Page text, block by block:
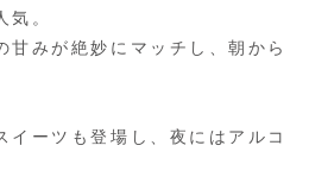
気。
甘みが絶妙にマッチし、朝から
イーツも登場し、夜にはアルコ